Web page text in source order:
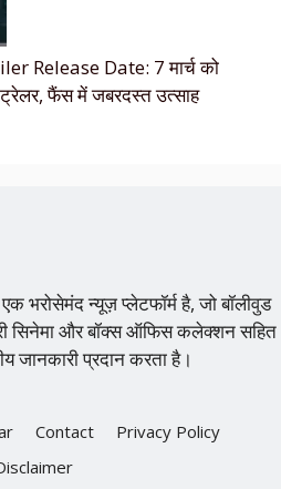
Release Date: 7 मार्च को
ट्रेलर, फैंस में जबरदस्त उत्साह
भरोसेमंद न्यूज़ प्लेटफॉर्म है, जो बॉलीवुड
सिनेमा और बॉक्स ऑफिस कलेक्शन सहित
प्रदान करता है।
Contact
Privacy Policy